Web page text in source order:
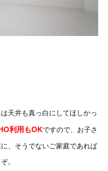
天井も真っ白にしてほしかっ
利用もOKですので、お子さ
、そうでないご家庭であれば
。